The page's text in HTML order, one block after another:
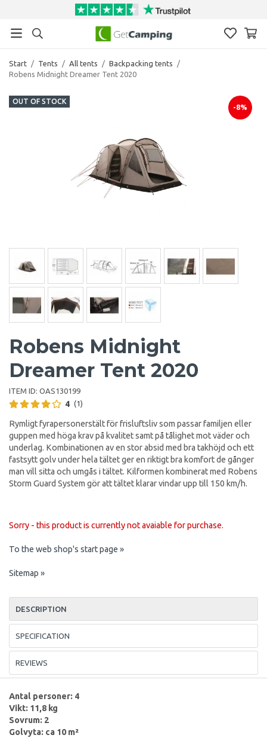
Start / Tents / All tents / Backpacking tents
/
Robens Midnight Dreamer Tent 2020
OUT OF STOCK
-8%
Robens Midnight
Dreamer Tent 2020
ITEM ID: OAS130199
4 (1)
Rymligt fyrapersonerstält för frisluftsliv som passar familjen eller
guppen med höga krav på kvalitet samt på tålighet mot väder och
underlag. Kombinationen av en stor absid med bra takhöjd och ett
fastsytt golv under hela tältet ger en riktigt bra komfort de gånger
man vill sitta och umgås i tältet. Kilformen kombinerat med Robens
Storm Guard System gör att tältet klarar vindar upp till 150 km/h.
Sorry - this product is currently not avaiable for purchase.
To the web shop's start page »
Sitemap »
DESCRIPTION
SPECIFICATION
REVIEWS
Antal personer: 4
Vikt: 11,8 kg
Sovrum: 2
Golvyta: ca 10 m²